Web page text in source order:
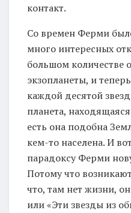
контакт.
Со времен Ферми
много интересных
большом количестве
экзопланеты, и
каждой десятой
планета,
есть она подобна
кем-то населена. И
парадоксу Ферми
Потому что
что, там нет жизни,
или «Эти звезды из